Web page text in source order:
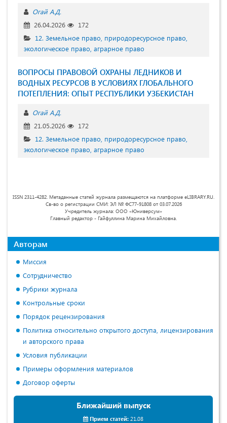
Огай А.Д.
26.04.2026
172
12. Земельное право, природоресурсное право,
экологическое право, аграрное право
ВОПРОСЫ ПРАВОВОЙ ОХРАНЫ ЛЕДНИКОВ И
ВОДНЫХ РЕСУРСОВ В УСЛОВИЯХ ГЛОБАЛЬНОГО
ПОТЕПЛЕНИЯ: ОПЫТ РЕСПУБЛИКИ УЗБЕКИСТАН
Огай А.Д.
21.05.2026
172
12. Земельное право, природоресурсное право,
экологическое право, аграрное право
ISSN 2311-4282. Метаданные статей журнала размещаются на платформе eLIBRARY.RU.
Св-во о регистрации СМИ: ЭЛ № ФС77-91808 от 03.07.2026
Учредитель журнала: ООО «Юниверсум»
Главный редактор - Гайфуллина Марина Михайловна.
Авторам
Миссия
Сотрудничество
Рубрики журнала
Контрольные сроки
Порядок рецензирования
Политика относительно открытого доступа, лицензирования
и авторского права
Условия публикации
Примеры оформления материалов
Договор оферты
Ближайший выпуск
Прием статей: 21.08